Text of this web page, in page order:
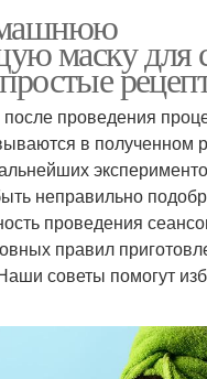
маску для
проведения
в полученном
неправильно
проведения
правил
советы помогут